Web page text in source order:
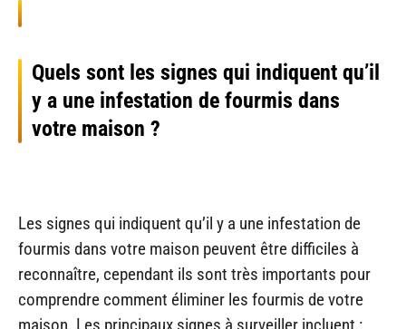
Quels sont les signes qui indiquent qu’il
y a une infestation de fourmis dans
votre maison ?
Les signes qui indiquent qu’il y a une infestation de
fourmis dans votre maison peuvent être difficiles à
reconnaître, cependant ils sont très importants pour
comprendre comment éliminer les fourmis de votre
maison. Les principaux signes à surveiller incluent :